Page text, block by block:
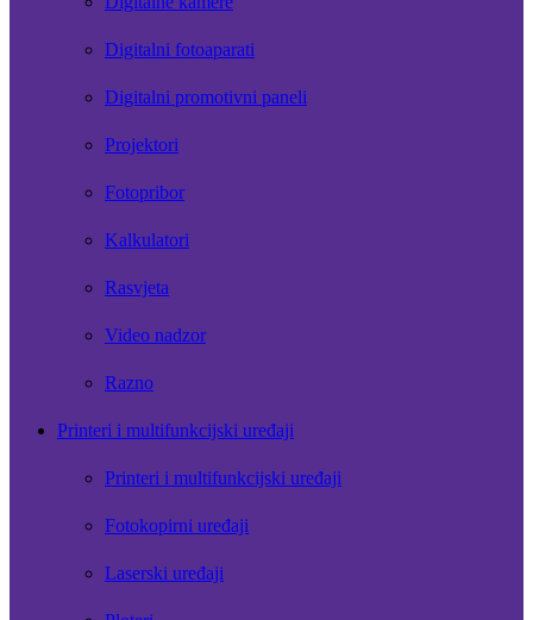
Digitalni fotoaparati
Digitalni promotivni paneli
Projektori
Fotopribor
Kalkulatori
Rasvjeta
Video nadzor
Razno
Printeri i multifunkcijski uređaji
Printeri i multifunkcijski uređaji
Fotokopirni uređaji
Laserski uređaji